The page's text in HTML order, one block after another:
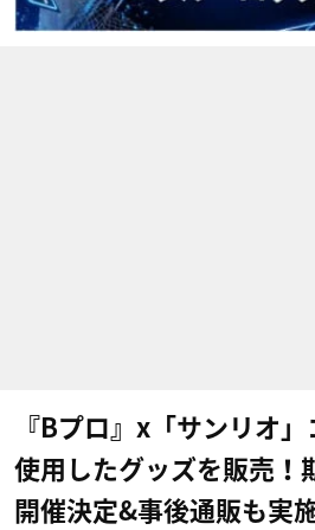
『Bプロ』x「サンリオ
使用したグッズを販売！
開催決定&事後通販も実